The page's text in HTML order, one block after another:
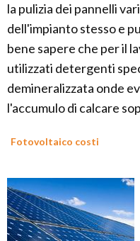
la pulizia dei pannelli
dell'impianto stesso e
bene sapere che per il
utilizzati detergenti
demineralizzata onde
l'accumulo di calcare
Fotovoltaico costi